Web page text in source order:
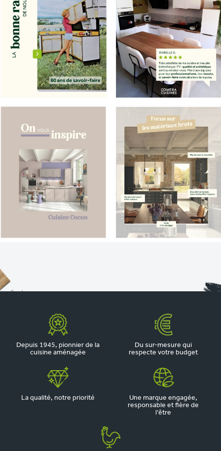
Depuis 1945, pionnier de la
cuisine aménagée
Du sur-mesure qui
respecte votre budget
La qualité, notre priorité
Une marque engagée,
responsable et fière de
l'être